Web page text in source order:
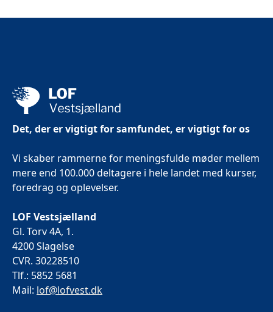
Det, der er vigtigt for samfundet, er vigtigt for os
Vi skaber rammerne for meningsfulde møder mellem
mere end 100.000 deltagere i hele landet med kurser,
foredrag og oplevelser.
LOF Vestsjælland
Gl. Torv 4A, 1.
4200 Slagelse
CVR. 30228510
Tlf.: 5852 5681
Mail: lof@lofvest.dk